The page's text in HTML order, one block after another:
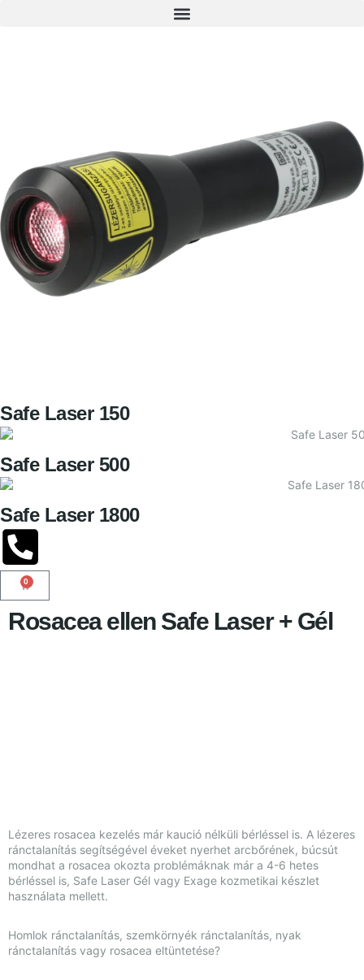
Safe Laser 150
Safe Laser 500
Safe Laser 1800
0
Rosacea ellen Safe Laser + Gél
Lézeres rosacea kezelés már kaució nélküli bérléssel is. A lézeres
ránctalanítás segítségével éveket nyerhet arcbőrének, búcsút
mondhat a rosacea okozta problémáknak már a 4-6 hetes
bérléssel is, Safe Laser Gél vagy Exage kozmetikai készlet
használata mellett.
Homlok ránctalanítás, szemkörnyék ránctalanítás, nyak
ránctalanítás vagy rosacea eltüntetése?